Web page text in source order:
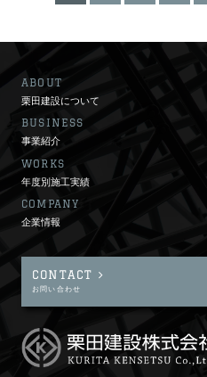
ABOUT
栗田建設について
BUSINESS
事業紹介
WORKS
年度別施工実績
COMPANY
企業情報
CONTACT
お問い合わせ